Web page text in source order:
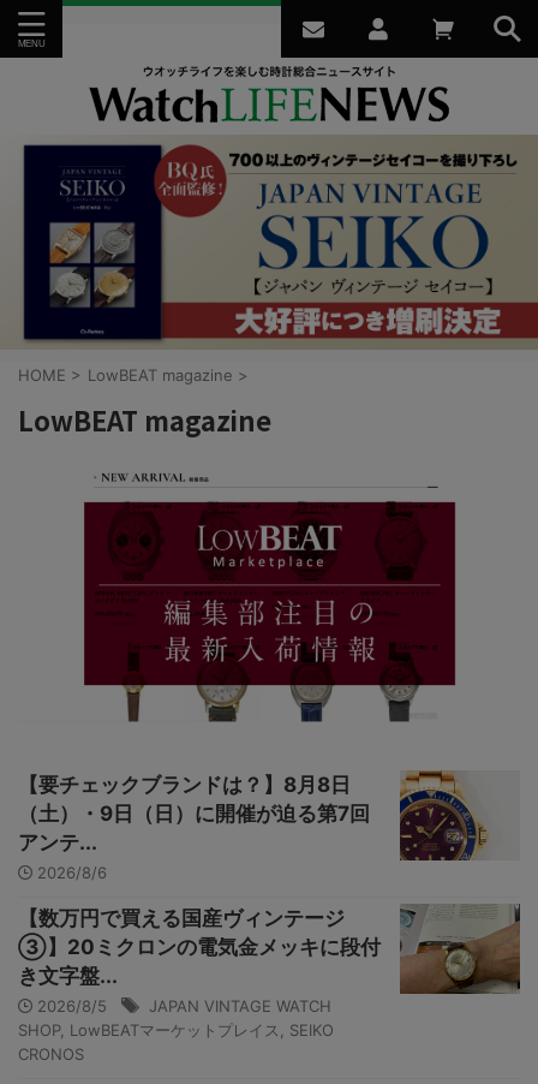
HOME > LowBEAT magazine >
LowBEAT magazine
【要チェックブランドは？】8月8日
（土）・9日（日）に開催が迫る第7回
アンテ...
2026/8/6
【数万円で買える国産ヴィンテージ
③】20ミクロンの電気金メッキに段付
き文字盤...
2026/8/5
JAPAN VINTAGE WATCH
SHOP, LowBEATマーケットプレイス
SEIKO
CRONOS